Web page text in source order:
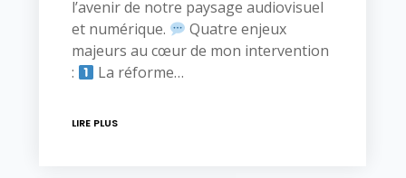
l’avenir de notre paysage audiovisuel
et numérique.
Quatre enjeux
majeurs au cœur de mon intervention
:
La réforme…
LIRE PLUS